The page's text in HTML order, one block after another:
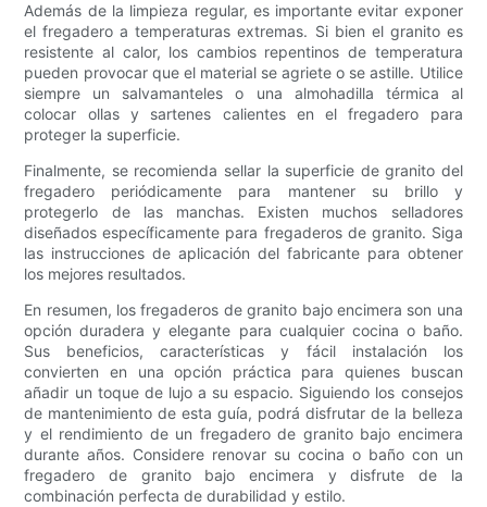
Además de la limpieza regular, es importante evitar exponer
el fregadero a temperaturas extremas. Si bien el granito es
resistente al calor, los cambios repentinos de temperatura
pueden provocar que el material se agriete o se astille. Utilice
siempre un salvamanteles o una almohadilla térmica al
colocar ollas y sartenes calientes en el fregadero para
proteger la superficie.
Finalmente, se recomienda sellar la superficie de granito del
fregadero periódicamente para mantener su brillo y
protegerlo de las manchas. Existen muchos selladores
diseñados específicamente para fregaderos de granito. Siga
las instrucciones de aplicación del fabricante para obtener
los mejores resultados.
En resumen, los fregaderos de granito bajo encimera son una
opción duradera y elegante para cualquier cocina o baño.
Sus beneficios, características y fácil instalación los
convierten en una opción práctica para quienes buscan
añadir un toque de lujo a su espacio. Siguiendo los consejos
de mantenimiento de esta guía, podrá disfrutar de la belleza
y el rendimiento de un fregadero de granito bajo encimera
durante años. Considere renovar su cocina o baño con un
fregadero de granito bajo encimera y disfrute de la
combinación perfecta de durabilidad y estilo.